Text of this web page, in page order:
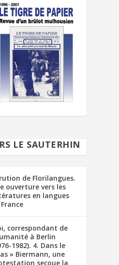
LE SAUTERHIN
de Florilangues.
ouverture vers les
en langues
correspondant de
à Berlin
1982). 4. Dans le
» Biermann, une
secoue la